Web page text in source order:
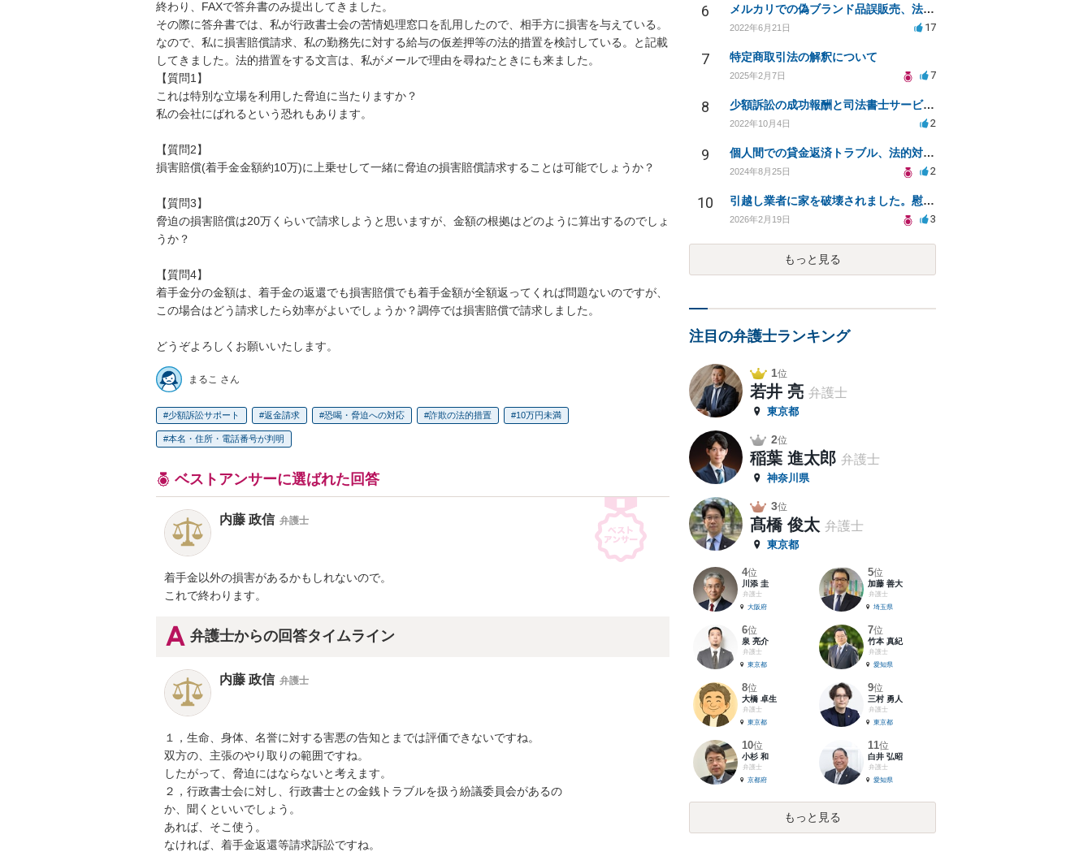
終わり、FAXで答弁書のみ提出してきました。
その際に答弁書では、私が行政書士会の苦情処理窓口を乱用したので、相手方に損害を与えている。
なので、私に損害賠償請求、私の勤務先に対する給与の仮差押等の法的措置を検討している。と記載
してきました。法的措置をする文言は、私がメールで理由を尋ねたときにも来ました。
【質問1】
これは特別な立場を利用した脅迫に当たりますか？
私の会社にばれるという恐れもあります。
【質問2】
損害賠償(着手金金額約10万)に上乗せして一緒に脅迫の損害賠償請求することは可能でしょうか？
【質問3】
脅迫の損害賠償は20万くらいで請求しようと思いますが、金額の根拠はどのように算出するのでしょ
うか？
【質問4】
着手金分の金額は、着手金の返還でも損害賠償でも着手金額が全額返ってくれば問題ないのですが、
この場合はどう請求したら効率がよいでしょうか？調停では損害賠償で請求しました。
どうぞよろしくお願いいたします。
まるこ さん
少額訴訟サポート 返金請求 恐喝・脅迫への対応 詐欺の法的措置 10万円未満
本名・住所・電話番号が判明
ベストアンサーに選ばれた回答
内藤 政信 弁護士
着手金以外の損害があるかもしれないので。
これで終わります。
弁護士からの回答タイムライン
内藤 政信 弁護士
１，生命、身体、名誉に対する害悪の告知とまでは評価できないですね。
双方の、主張のやり取りの範囲ですね。
したがって、脅迫にはならないと考えます。
２，行政書士会に対し、行政書士との金銭トラブルを扱う紛議委員会があるの
か、聞くといいでしょう。
あれば、そこ使う。
なければ、着手金返還等請求訴訟ですね。
6 メルカリでの偽ブランド品誤販売、法的トラブルへの対処法
2022年6月21日 17
7 特定商取引法の解釈について
2025年2月7日 7
8 少額訴訟の成功報酬と司法書士サービスについて
2022年10月4日 2
9 個人間での貸金返済トラブル、法的対応と費用についての相談
2024年8月25日 2
10 引越し業者に家を破壊されました。慰謝料は請求できますか？
2026年2月19日 3
もっと見る
注目の弁護士ランキング
1位
若井 亮 弁護士
東京都
2位
稲葉 進太郎 弁護士
神奈川県
3位
髙橋 俊太 弁護士
東京都
4位
川添 圭
弁護士
大阪府
5位
加藤 善大
弁護士
埼玉県
6位
泉 亮介
弁護士
東京都
7位
竹本 真紀
弁護士
愛知県
8位
大橋 卓生
弁護士
東京都
9位
三村 勇人
弁護士
東京都
10位
小杉 和
弁護士
京都府
11位
白井 弘昭
弁護士
愛知県
もっと見る